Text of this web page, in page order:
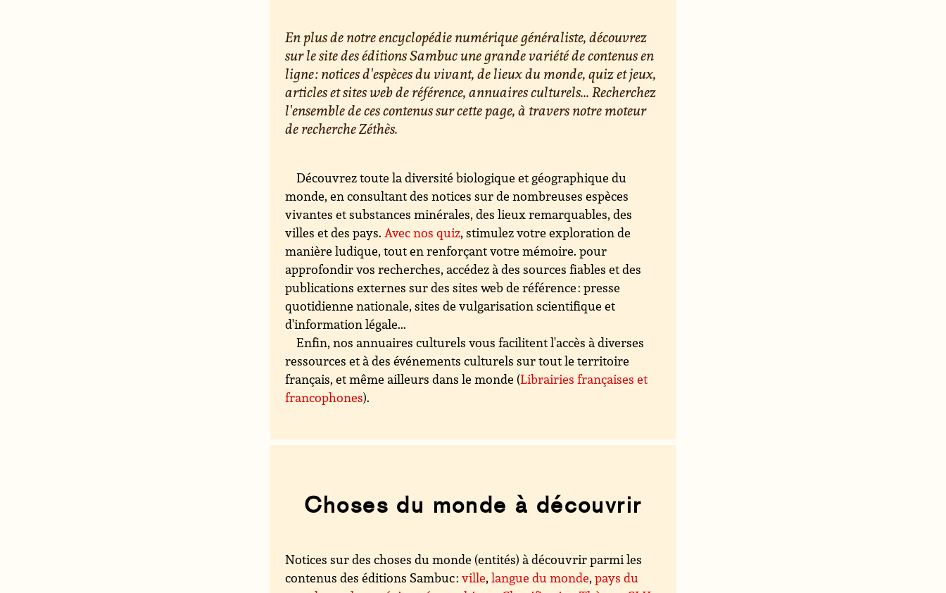
En plus de notre encyclopédie numérique généraliste, découvrez
sur le site des éditions Sambuc une grande variété de contenus en
ligne : notices d'espèces du vivant, de lieux du monde, quiz et jeux,
articles et sites web de référence, annuaires culturels... Recherchez
l'ensemble de ces contenus sur cette page, à travers notre moteur
de recherche Zéthès.
Découvrez toute la diversité biologique et géographique du
monde, en consultant des notices sur de nombreuses espèces
vivantes et substances minérales, des lieux remarquables, des
villes et des pays. Avec nos quiz, stimulez votre exploration de
manière ludique, tout en renforçant votre mémoire. pour
approfondir vos recherches, accédez à des sources fiables et des
publications externes sur des sites web de référence : presse
quotidienne nationale, sites de vulgarisation scientifique et
d'information légale...
Enfin, nos annuaires culturels vous facilitent l'accès à diverses
ressources et à des événements culturels sur tout le territoire
français, et même ailleurs dans le monde (Librairies françaises et
francophones).
Choses du monde à découvrir
Notices sur des choses du monde (entités) à découvrir parmi les
contenus des éditions Sambuc :ville,langue du monde,pays du